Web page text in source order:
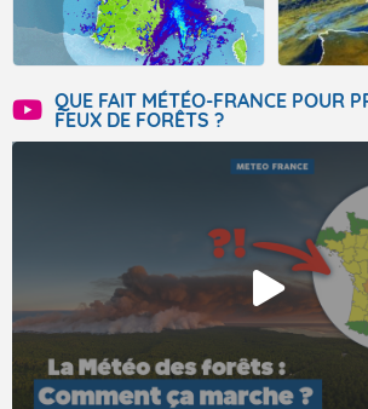
QUE FAIT MÉTÉO-FRANCE POUR
FEUX DE FORÊTS ?